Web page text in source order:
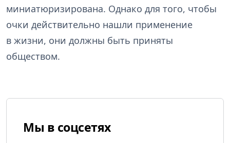
миниатюризирована. Однако для того, чтобы
очки действительно нашли применение
в жизни, они должны быть приняты
обществом.
Мы в соцсетях